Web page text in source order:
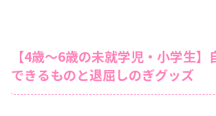
【4歳〜6歳の未就学児・小学生】
できるものと退屈しのぎグッズ